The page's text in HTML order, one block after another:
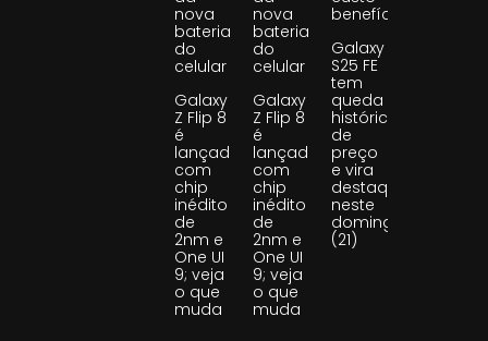
nova
bateria
do
celular
Galaxy
Z Flip 8
é
lançado
com
chip
inédito
de
2nm e
One UI
9; veja
o que
muda
nova
bateria
do
celular
Galaxy
Z Flip 8
é
lançado
com
chip
inédito
de
2nm e
One UI
9; veja
o que
muda
benefício
Galaxy
S25 FE
tem
queda
histórica
de
preço
e vira
destaque
neste
domingo
(21)